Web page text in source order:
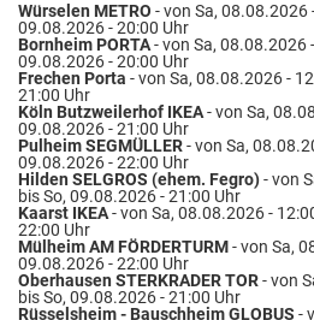
Würselen METRO - von Sa, 08.08.2026
09.08.2026 - 20:00 Uhr
Bornheim PORTA- von Sa, 08.08.2026
09.08.2026 - 20:00 Uhr
Frechen Porta - von Sa, 08.08.2026 -
21:00 Uhr
Köln Butzweilerhof IKEA- von Sa,
09.08.2026 - 21:00 Uhr
Pulheim SEGMÜLLER- von Sa,
09.08.2026 - 22:00 Uhr
Hilden SELGROS (ehem. Fegro)- von
bis So, 09.08.2026 - 21:00 Uhr
Kaarst IKEA- von Sa, 08.08.2026 -
22:00 Uhr
Mülheim AM FÖRDERTURM- von Sa,
09.08.2026 - 22:00 Uhr
Oberhausen STERKRADER TOR- von
bis So, 09.08.2026 - 21:00 Uhr
Rüsselsheim - Bauschheim GLOBUS -